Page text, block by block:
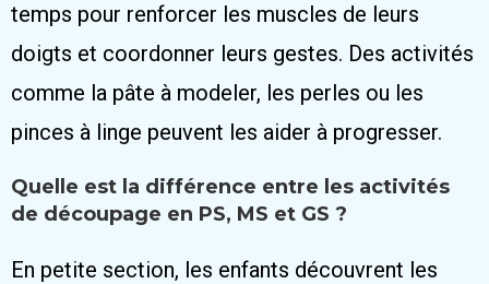
temps pour renforcer les muscles de leurs
doigts et coordonner leurs gestes. Des activités
comme la pâte à modeler, les perles ou les
pinces à linge peuvent les aider à progresser.
Quelle est la différence entre les activités
de découpage en PS, MS et GS ?
En petite section, les enfants découvrent les